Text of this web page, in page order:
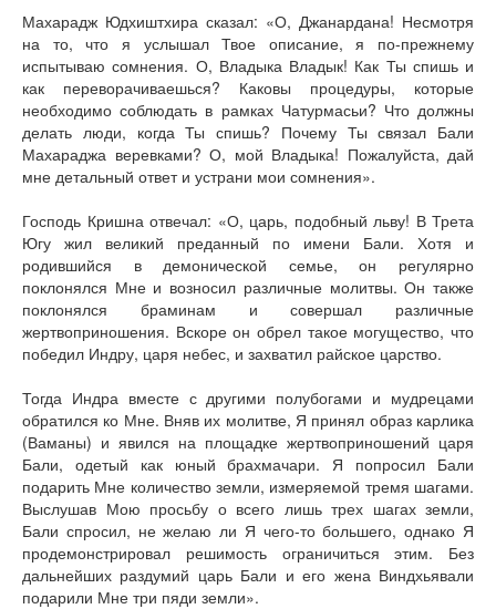
Махарадж Юдхиштхира сказал: «О, Джанардана! Несмотря
на то, что я услышал Твое описание, я по-прежнему
испытываю сомнения. О, Владыка Владык! Как Ты спишь и
как переворачиваешься? Каковы процедуры, которые
необходимо соблюдать в рамках Чатурмасьи? Что должны
делать люди, когда Ты спишь? Почему Ты связал Бали
Махараджа веревками? О, мой Владыка! Пожалуйста, дай
мне детальный ответ и устрани мои сомнения».
Господь Кришна отвечал: «О, царь, подобный льву! В Трета
Югу жил великий преданный по имени Бали. Хотя и
родившийся в демонической семье, он регулярно
поклонялся Мне и возносил различные молитвы. Он также
поклонялся браминам и совершал различные
жертвоприношения. Вскоре он обрел такое могущество, что
победил Индру, царя небес, и захватил райское царство.
Тогда Индра вместе с другими полубогами и мудрецами
обратился ко Мне. Вняв их молитве, Я принял образ карлика
(Ваманы) и явился на площадке жертвоприношений царя
Бали, одетый как юный брахмачари. Я попросил Бали
подарить Мне количество земли, измеряемой тремя шагами.
Выслушав Мою просьбу о всего лишь трех шагах земли,
Бали спросил, не желаю ли Я чего-то большего, однако Я
продемонстрировал решимость ограничиться этим. Без
дальнейших раздумий царь Бали и его жена Виндхьявали
подарили Мне три пяди земли».